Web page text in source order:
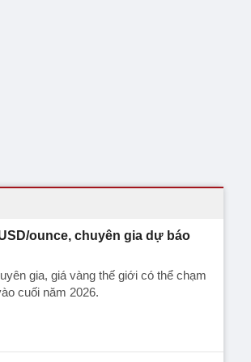
ounce, chuyên gia dự báo
gia, giá vàng thế giới có thể chạm
cuối năm 2026.